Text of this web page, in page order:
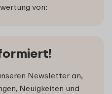
von:
Newsletter an,
Neuigkeiten und